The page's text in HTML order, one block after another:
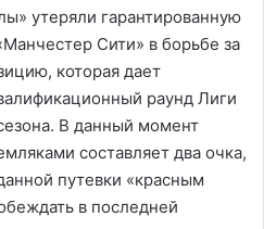
утеряли гарантированную
Сити» в борьбе за
которая дает
раунд Лиги
В данный момент
составляет два очка,
путевки «красным
в последней